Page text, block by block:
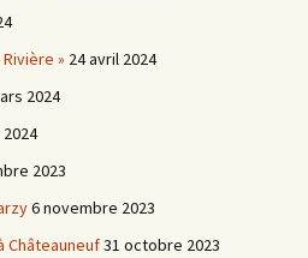
» 24 avril 2024
2024
2023
6 novembre 2023
Châteauneuf31 octobre 2023